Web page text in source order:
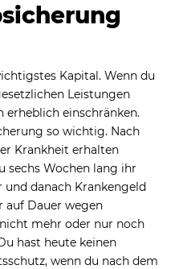
Kapital. Wenn du
Leistungen
erheblich einschränken.
so wichtig. Nach
Krankheit erhalten
sechs Wochen lang ihr
danach Krankengeld
auf Dauer wegen
mehr oder nur noch
hast heute keinen
wenn du nach dem